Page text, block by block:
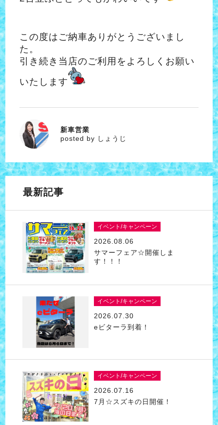
この度はご納車ありがとうございまし
た。
引き続き当店のご利用をよろしくお願い
いたします
しょうじ
新車営業
posted by しょうじ
最新記事
イベント/キャンペーン
2026.08.06
サマーフェア☆開催しま
す！！！
イベント/キャンペーン
2026.07.30
eビターラ到着！
イベント/キャンペーン
2026.07.16
7月☆スズキの日開催！